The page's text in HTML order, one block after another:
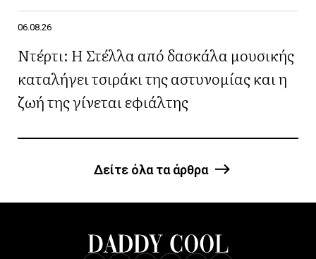
06.08.26
Ντέρτι: Η Στέλλα από δασκάλα μουσικής
καταλήγει τσιράκι της αστυνομίας και η
ζωή της γίνεται εφιάλτης
Δείτε όλα τα άρθρα